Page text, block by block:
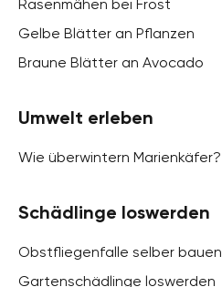
Rasenmähen bei Frost
Gelbe Blätter an Pflanzen
Braune Blätter an Avocado
Umwelt erleben
Wie überwintern Marienkäfer?
Schädlinge loswerden
Obstfliegenfalle selber bauen
Gartenschädlinge loswerden